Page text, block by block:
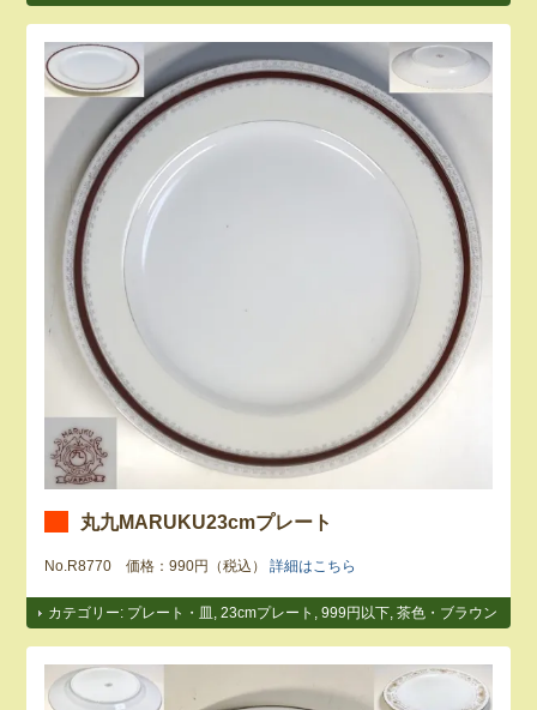
丸九MARUKU23cmプレート
No.R8770 価格：990円（税込）詳細はこちら
カテゴリー: プレート・皿 ,23cmプレート ,999円以下 ,茶色・ブラウン